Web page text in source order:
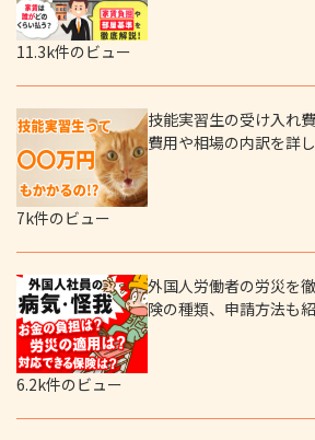
11.3k件のビュー
技能実習生の受け入れ
費用や相場の内訳を詳
7k件のビュー
外国人労働者の労災を
険の種類、申請方法も
6.2k件のビュー